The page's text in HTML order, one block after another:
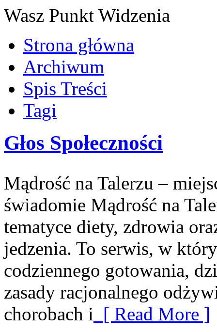
Wasz Punkt Widzenia
Strona główna
Archiwum
Spis Treści
Tagi
Głos Społeczności
Mądrość na Talerzu –
świadomie Mądrość na
tematyce diety, zdrowia
jedzenia. To serwis, w
codziennego gotowania,
zasady racjonalnego
chorobach i [ Read More ]